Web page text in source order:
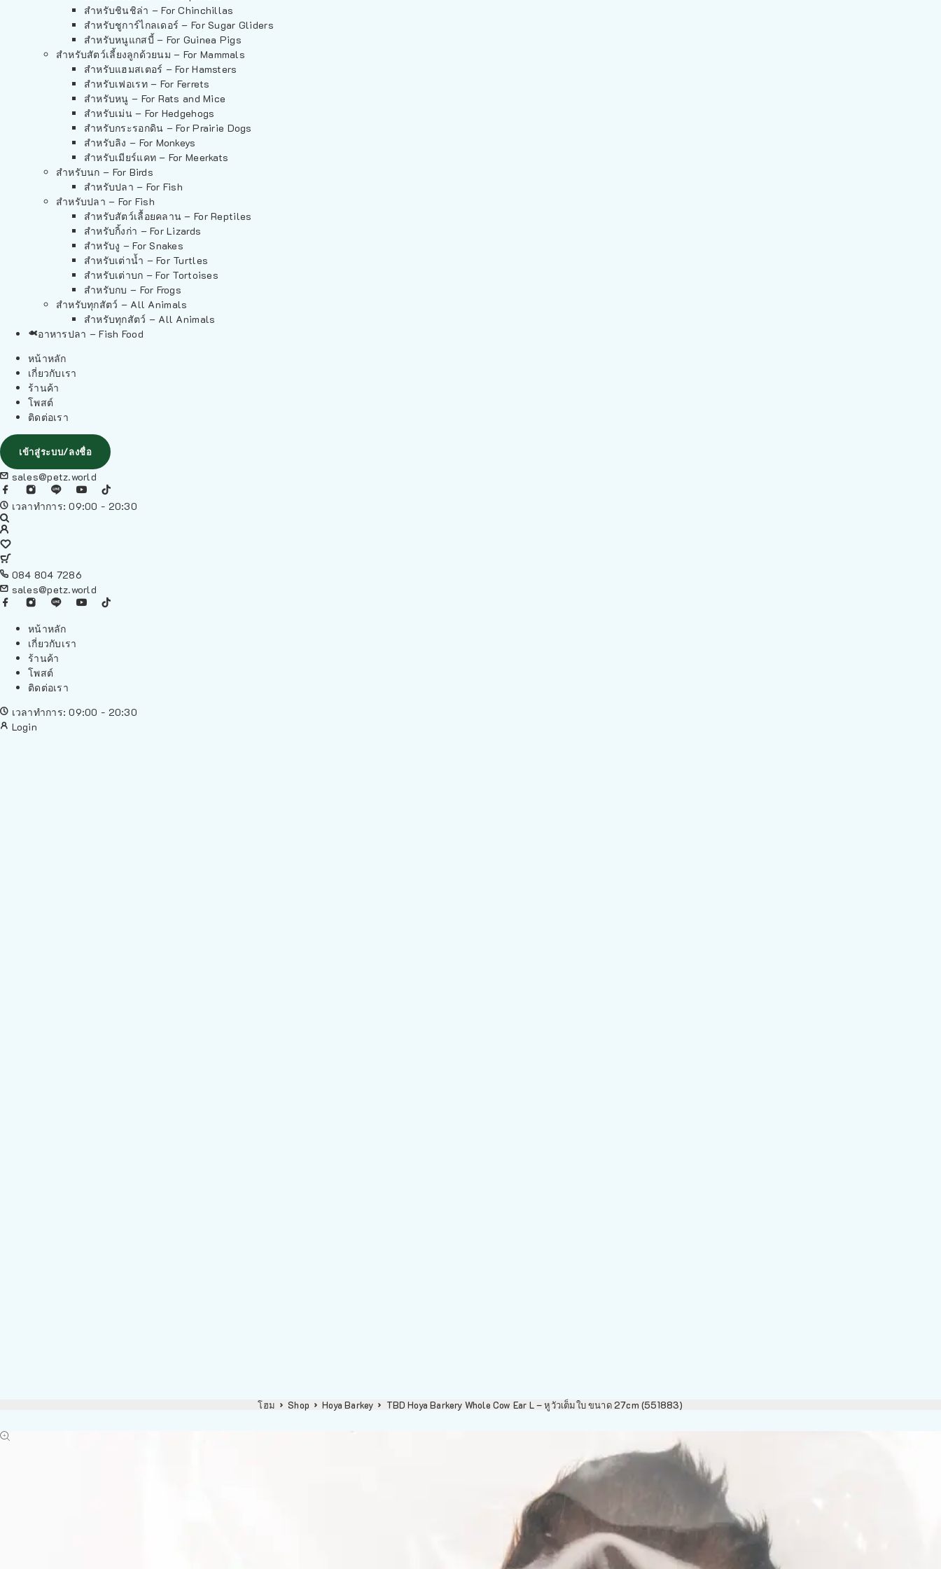
สำหรับชินชิล่า – For Chinchillas
สำหรับชูการ์ไกลเดอร์ – For Sugar Gliders
สำหรับหนูแกสบี้ – For Guinea Pigs
สำหรับสัตว์เลี้ยงลูกด้วยนม – For Mammals
สำหรับแฮมสเตอร์ – For Hamsters
สำหรับเฟอเรท – For Ferrets
สำหรับหนู – For Rats and Mice
สำหรับเม่น – For Hedgehogs
สำหรับกระรอกดิน – For Prairie Dogs
สำหรับลิง – For Monkeys
สำหรับเมียร์แคท – For Meerkats
สำหรับนก – For Birds
สำหรับปลา – For Fish
สำหรับปลา – For Fish
สำหรับสัตว์เลื้อยคลาน – For Reptiles
สำหรับกิ้งก่า – For Lizards
สำหรับงู – For Snakes
สำหรับเต่าน้ำ – For Turtles
สำหรับเต่าบก – For Tortoises
สำหรับกบ – For Frogs
สำหรับทุกสัตว์ – All Animals
สำหรับทุกสัตว์ – All Animals
อาหารปลา – Fish Food
หน้าหลัก
เกี่ยวกับเรา
ร้านค้า
โพสต์
ติดต่อเรา
เข้าสู่ระบบ/ลงชื่อ
sales@petz.world
เวลาทำการ: 09:00 - 20:30
084 804 7286
sales@petz.world
หน้าหลัก
เกี่ยวกับเรา
ร้านค้า
โพสต์
ติดต่อเรา
เวลาทำการ: 09:00 - 20:30
Login
โฮม Shop Hoya Barkey TBD Hoya Barkery Whole Cow Ear L – หูวัวเต็มใบ ขนาด 27cm (551883)